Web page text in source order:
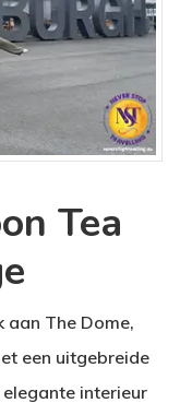
Tea
aan The Dome,
een uitgebreide
interieur